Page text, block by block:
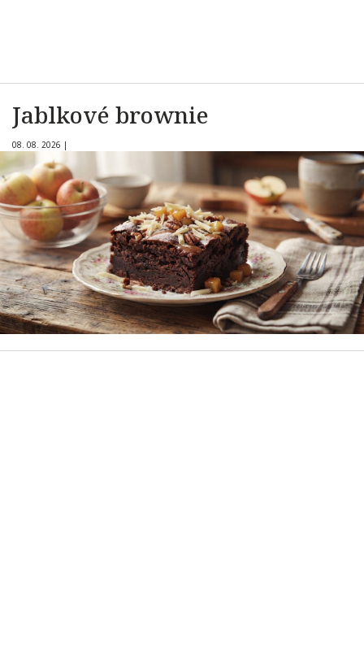
Jablkové brownie
08. 08. 2026 |